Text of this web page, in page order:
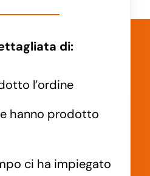
di:
l’ordine
hanno prodotto
ci ha impiegato